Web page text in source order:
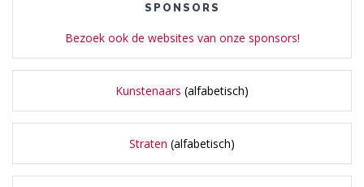
SPONSORS
Bezoek ook de websites van onze sponsors!
Kunstenaars (alfabetisch)
Straten (alfabetisch)